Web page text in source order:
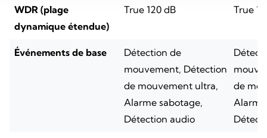
WDR (plage
dynamique étendue)
True 120 dB True
Événements de base
Détection de
mouvement, Détection
de mouvement ultra,
Alarme sabotage,
Détection audio
de